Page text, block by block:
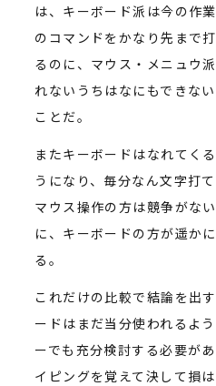
は、キーボード派は今の作
のコマンドをかなり先まで
るのに、マウス・メニュウ
れないうちはなにもできな
ことだ。
またキーボードはなれてく
うになり、毎分なん文字打
マウス操作の方は競争がな
に、キーボードの方が遥か
る。
これだけの比較で結論を出
ードはまだ当分使われるよ
ーでも充分検討する必要が
イピングを覚えて決して損は